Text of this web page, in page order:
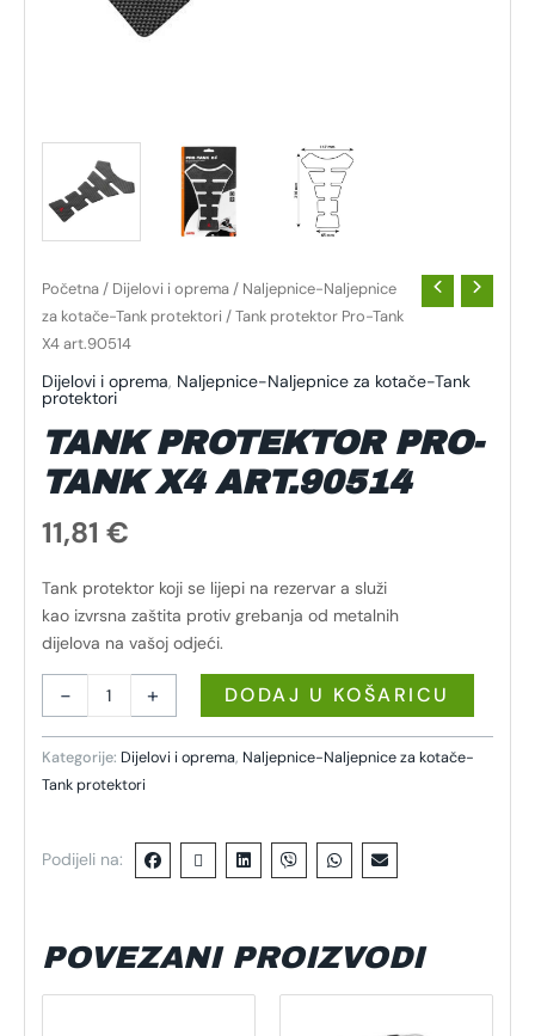
Početna / Dijelovi i oprema / Naljepnice-Naljepnice
za kotače-Tank protektori / Tank protektor Pro-Tank
X4 art.90514
Dijelovi i oprema, Naljepnice-Naljepnice za kotače-Tank
protektori
TANK PROTEKTOR PRO-
TANK X4 ART.90514
11,81 €
Tank protektor koji se lijepi na rezervar a služi
kao izvrsna zaštita protiv grebanja od metalnih
dijelova na vašoj odjeći.
- + DODAJ U KOŠARICU
Kategorije: Dijelovi i oprema, Naljepnice-Naljepnice za kotače-
Tank protektori
Podijeli na:
POVEZANI PROIZVODI